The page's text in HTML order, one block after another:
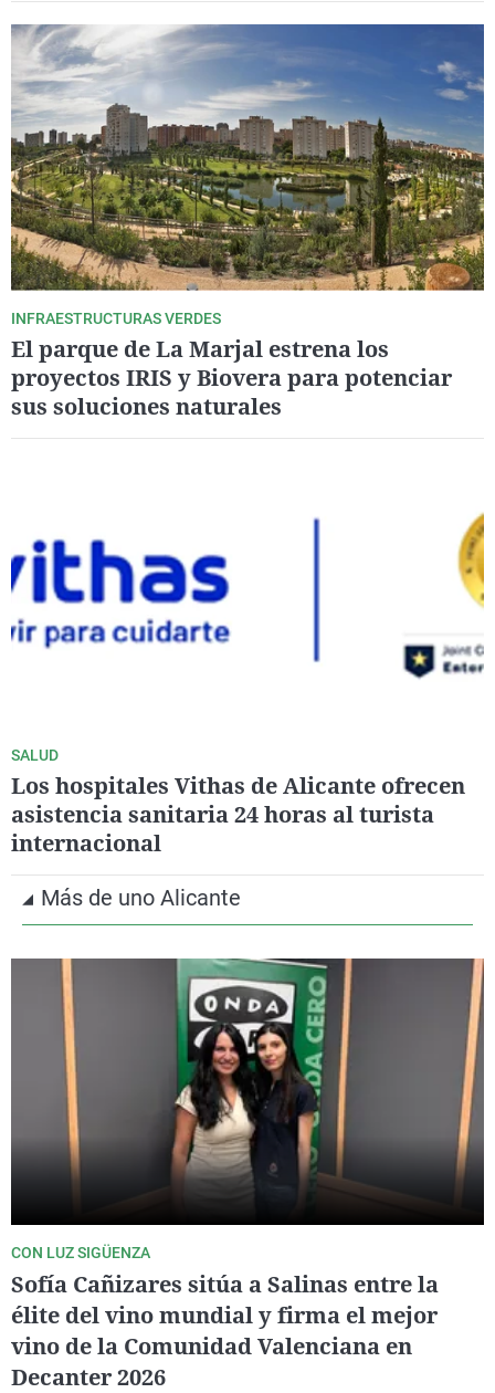
INFRAESTRUCTURAS VERDES
El parque de La Marjal estrena los
proyectos IRIS y Biovera para potenciar
sus soluciones naturales
SALUD
Los hospitales Vithas de Alicante ofrecen
asistencia sanitaria 24 horas al turista
internacional
Más de uno Alicante
CON LUZ SIGÜENZA
Sofía Cañizares sitúa a Salinas entre la
élite del vino mundial y firma el mejor
vino de la Comunidad Valenciana en
Decanter 2026